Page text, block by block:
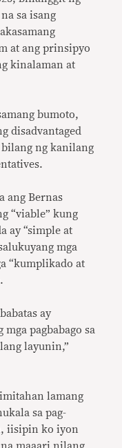
sa isang
at ang prinsipyo
kinalaman at
bumoto,
disadvantaged
bilang ng kanilang
ang Bernas
“viable” kung
ay “simple at
mga
“kumplikado at
ay
pagbabago sa
layunin,”
lamang
sa pag-
iisipin ko iyon